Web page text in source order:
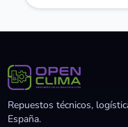
Repuestos técnicos,
España.